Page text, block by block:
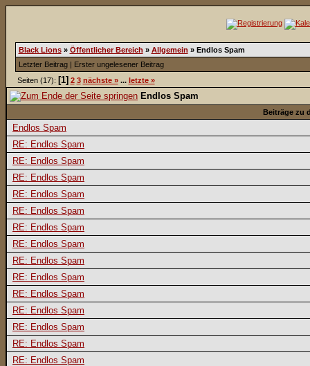
Black Lions» Öffentlicher Bereich » Allgemein » Endlos Spam
Letzter Beitrag| Erster ungelesener Beitrag
Seiten (17): [1] 2 3 nächste » ... letzte »
Endlos Spam
Beiträge zu
Endlos Spam
RE: Endlos Spam
RE: Endlos Spam
RE: Endlos Spam
RE: Endlos Spam
RE: Endlos Spam
RE: Endlos Spam
RE: Endlos Spam
RE: Endlos Spam
RE: Endlos Spam
RE: Endlos Spam
RE: Endlos Spam
RE: Endlos Spam
RE: Endlos Spam
RE: Endlos Spam